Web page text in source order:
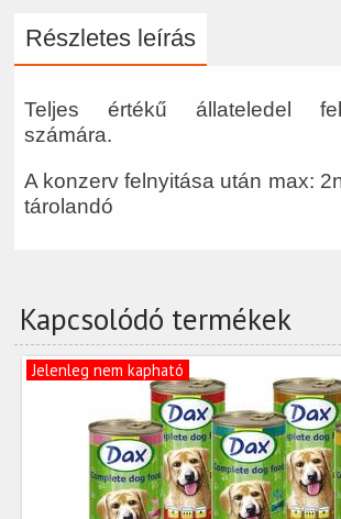
Részletes leírás
Teljes értékű állateledel
számára.
A konzerv felnyitása után max:
tárolandó
Kapcsolódó termékek
Jelenleg nem kapható